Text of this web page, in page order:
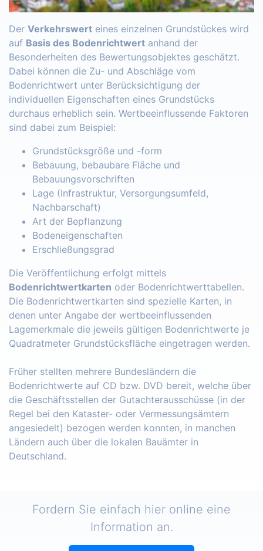
Der Verkehrswert eines einzelnen Grundstückes wird
auf Basis des Bodenrichtwert anhand der
Besonderheiten des Bewertungsobjektes geschätzt.
Dabei können die Zu- und Abschläge vom
Bodenrichtwert unter Berücksichtigung der
individuellen Eigenschaften eines Grundstücks
durchaus erheblich sein. Wertbeeinflussende Faktoren
sind dabei zum Beispiel:
Grundstücksgröße und -form
Bebauung, bebaubare Fläche und
Bebauungsvorschriften
Lage (Infrastruktur, Versorgungsumfeld,
Nachbarschaft)
Art der Bepflanzung
Bodeneigenschaften
Erschließungsgrad
Die Veröffentlichung erfolgt mittels
Bodenrichtwertkarten oder Bodenrichtwerttabellen.
Die Bodenrichtwertkarten sind spezielle Karten, in
denen unter Angabe der wertbeeinflussenden
Lagemerkmale die jeweils gültigen Bodenrichtwerte je
Quadratmeter Grundstücksfläche eingetragen werden.
Früher stellten mehrere Bundesländern die
Bodenrichtwerte auf CD bzw. DVD bereit, welche über
die Geschäftsstellen der Gutachterausschüsse (in der
Regel bei den Kataster- oder Vermessungsämtern
angesiedelt) bezogen werden konnten, in manchen
Ländern auch über die lokalen Bauämter in
Deutschland.
Fordern Sie einfach hier online eine
Information an.